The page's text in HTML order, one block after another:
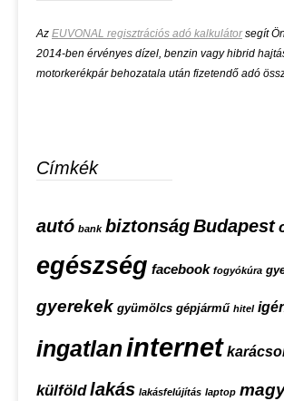
Az EUVONAL regisztrációs adó kalkulátorsegít
2014-ben érvényes dízel, benzin vagy hibrid
motorkerékpár behozatala után fizetendő adó
Címkék
autó bank biztonságBudapest
egészség facebook fogyókúra
gyerekek gyümölcs gépjármű hitel
ingatlaninternet
külföld lakás lakásfelújítás laptop